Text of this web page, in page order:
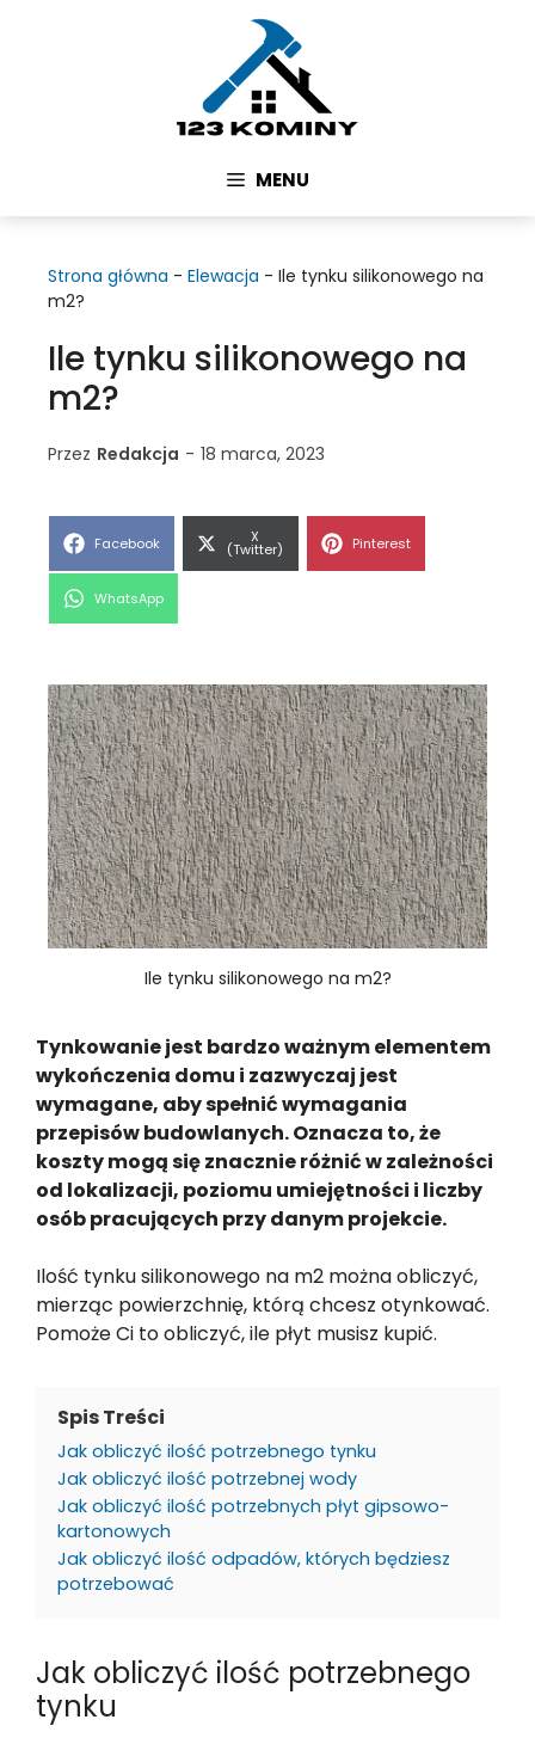
MENU
Strona główna - Elewacja - Ile tynku silikonowego na
m2?
Ile tynku silikonowego na
m2?
Przez Redakcja - 18 marca, 2023
Share
Facebook Share
on
X
(Twitter) Share
Pinterest
Share
WhatsApp
Ile tynku silikonowego na m2?
Tynkowanie jest bardzo ważnym elementem
wykończenia domu i zazwyczaj jest
wymagane, aby spełnić wymagania
przepisów budowlanych. Oznacza to, że
koszty mogą się znacznie różnić w zależności
od lokalizacji, poziomu umiejętności i liczby
osób pracujących przy danym projekcie.
Ilość tynku silikonowego na m2 można obliczyć,
mierząc powierzchnię, którą chcesz otynkować.
Pomoże Ci to obliczyć, ile płyt musisz kupić.
Spis Treści
Jak obliczyć ilość potrzebnego tynku
Jak obliczyć ilość potrzebnej wody
Jak obliczyć ilość potrzebnych płyt gipsowo-
kartonowych
Jak obliczyć ilość odpadów, których będziesz
potrzebować
Jak obliczyć ilość potrzebnego
tynku